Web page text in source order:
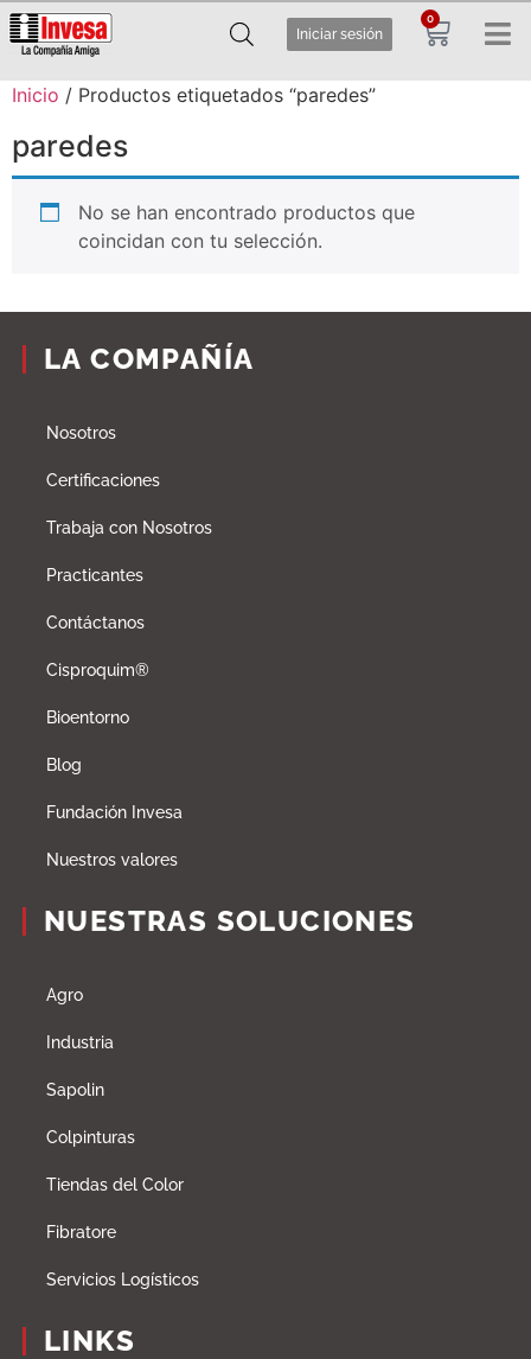
Iniciar sesión
0
Inicio / Productos etiquetados “paredes”
paredes
No se han encontrado productos que
coincidan con tu selección.
LA COMPAÑÍA
Nosotros
Certificaciones
Trabaja con Nosotros
Practicantes
Contáctanos
Cisproquim®
Bioentorno
Blog
Fundación Invesa
Nuestros valores
NUESTRAS SOLUCIONES
Agro
Industria
Sapolin
Colpinturas
Tiendas del Color
Fibratore
Servicios Logísticos
LINKS